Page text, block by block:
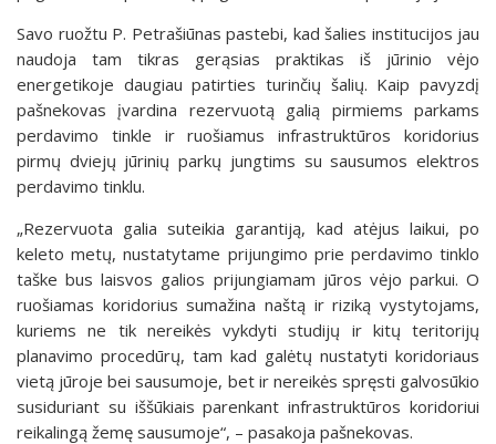
Savo ruožtu P. Petrašiūnas pastebi, kad šalies institucijos jau
naudoja tam tikras gerąsias praktikas iš jūrinio vėjo
energetikoje daugiau patirties turinčių šalių. Kaip pavyzdį
pašnekovas įvardina rezervuotą galią pirmiems parkams
perdavimo tinkle ir ruošiamus infrastruktūros koridorius
pirmų dviejų jūrinių parkų jungtims su sausumos elektros
perdavimo tinklu.
„Rezervuota galia suteikia garantiją, kad atėjus laikui, po
keleto metų, nustatytame prijungimo prie perdavimo tinklo
taške bus laisvos galios prijungiamam jūros vėjo parkui. O
ruošiamas koridorius sumažina naštą ir riziką vystytojams,
kuriems ne tik nereikės vykdyti studijų ir kitų teritorijų
planavimo procedūrų, tam kad galėtų nustatyti koridoriaus
vietą jūroje bei sausumoje, bet ir nereikės spręsti galvosūkio
susiduriant su iššūkiais parenkant infrastruktūros koridoriui
reikalingą žemę sausumoje“, – pasakoja pašnekovas.